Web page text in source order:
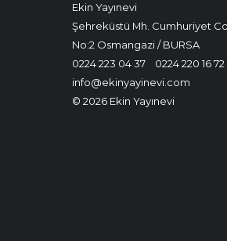
Ekin Yayınevi
Şehreküstü Mh. Cumhuriyet
No:2 Osmangazi / BURSA
0224 223 04 37
0224 220 16 72
info@ekinyayinevi.com
© 2026 Ekin Yayınevi